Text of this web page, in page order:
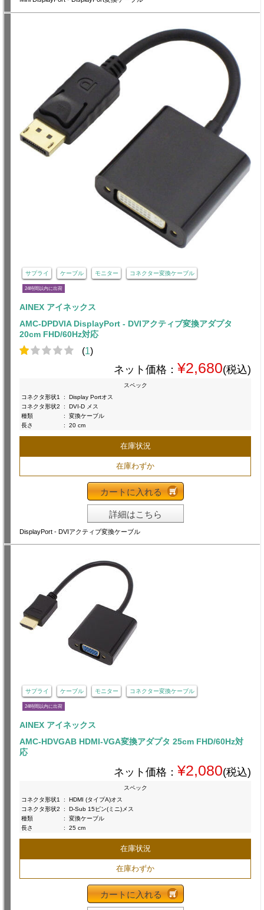
サプライ ケーブル モニター コネクター変換ケーブル
24時間以内に出荷
AINEX アイネックス
AMC-DPDVIA DisplayPort - DVIアクティブ変換アダプタ
20cm FHD/60Hz対応
(1)
ネット価格： ¥2,680(税込)
スペック
コネクタ形状1
:
Display Portオス
コネクタ形状2
:
DVI-D メス
種類
:
変換ケーブル
長さ
: 20 cm
在庫状況
在庫わずか
カートに入れる
詳細はこちら
DisplayPort - DVIアクティブ変換ケーブル
サプライ ケーブル モニター コネクター変換ケーブル
24時間以内に出荷
AINEX アイネックス
AMC-HDVGAB HDMI-VGA変換アダプタ 25cm FHD/60Hz対
応
ネット価格： ¥2,080(税込)
スペック
コネクタ形状1
:
HDMI (タイプA)オス
コネクタ形状2
:
D-Sub 15ピン(ミニ)メス
種類
:
変換ケーブル
長さ
: 25 cm
在庫状況
在庫わずか
カートに入れる